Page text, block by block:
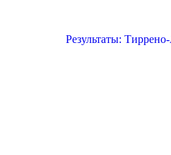
Результаты: